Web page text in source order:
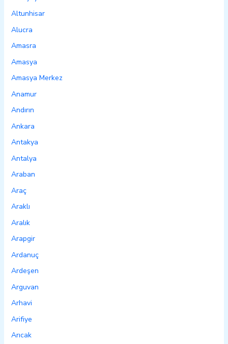
Altunhisar
Alucra
Amasra
Amasya
Amasya Merkez
Anamur
Andırın
Ankara
Antakya
Antalya
Araban
Araç
Araklı
Aralık
Arapgir
Ardanuç
Ardeşen
Arguvan
Arhavi
Arifiye
Arıcak